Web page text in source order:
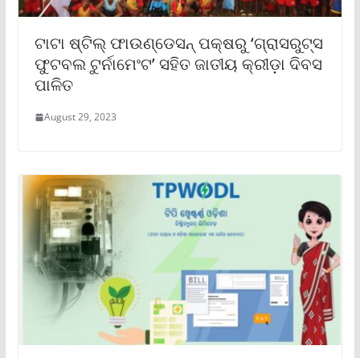
ଟାଟା ଷ୍ଟିଲ୍ ଫାଉଣ୍ଡେସନ୍ ପକ୍ଷରୁ ‘ଗ୍ରାସରୁଟ୍ସ
ଫୁଟବଲ ଟୁର୍ନାମେଂଟ’ ସହିତ ଜାତୀୟ କ୍ରୀଡ଼ା ଦିବସ
ପାଳିତ
August 29, 2023